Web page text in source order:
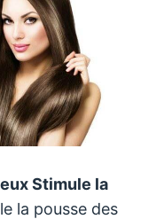
Stimule la
la pousse des